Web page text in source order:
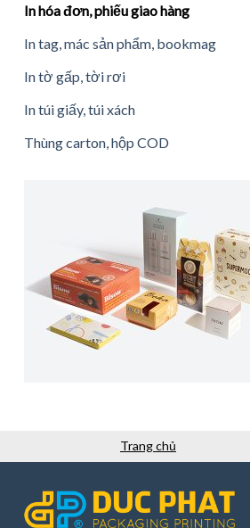
In hóa đơn, phiếu giao hàng
In tag, mác sản phẩm, bookmag
In tờ gấp, tời rơi
In túi giấy, túi xách
Thùng carton, hộp COD
Trang chủ